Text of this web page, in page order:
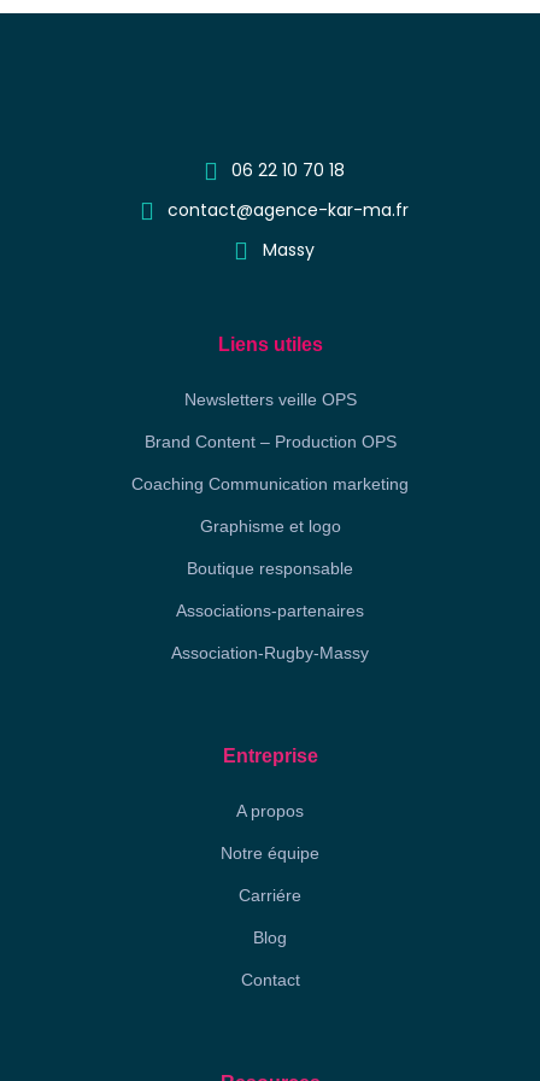
06 22 10 70 18
contact@agence-kar-ma.fr
Massy
Liens utiles
Newsletters veille OPS
Brand Content – Production OPS
Coaching Communication marketing
Graphisme et logo
Boutique responsable
Associations-partenaires
Association-Rugby-Massy
Entreprise
A propos
Notre équipe
Carriére
Blog
Contact